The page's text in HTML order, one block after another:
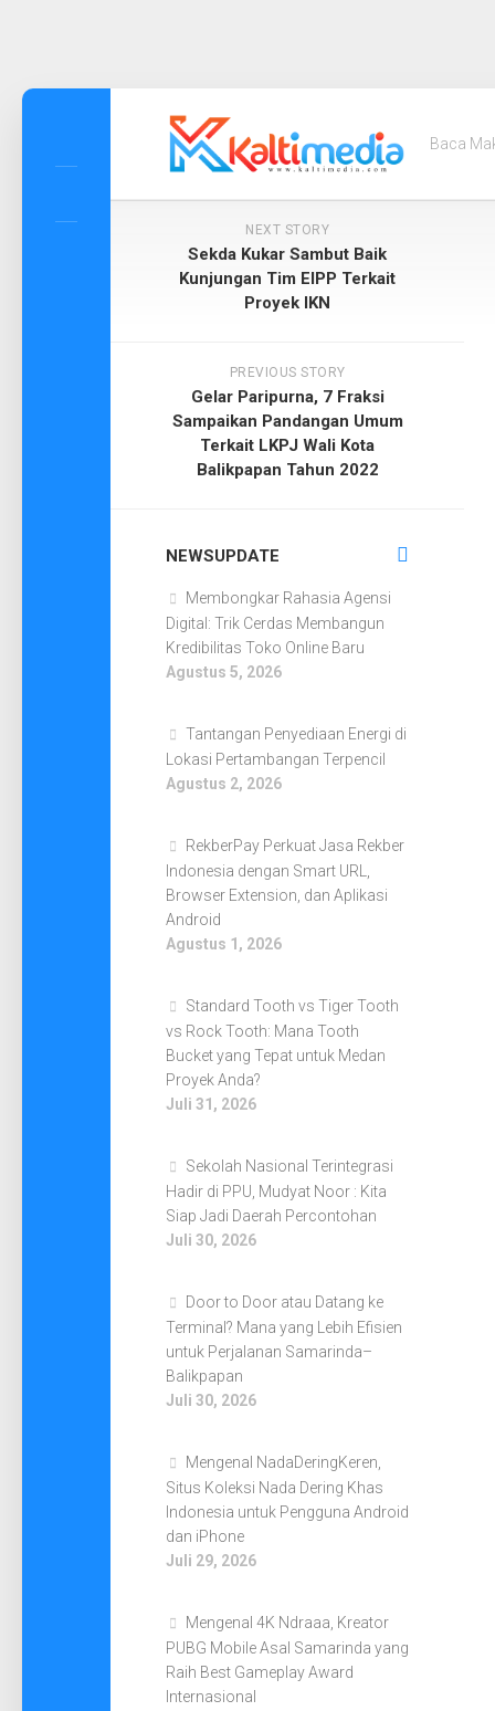
Skip
Baca
NEXT STORY
Sekda Kukar Sambut Baik
Kunjungan Tim EIPP Terkait
Proyek IKN
PREVIOUS STORY
Gelar Paripurna, 7 Fraksi
Sampaikan Pandangan Umum
Terkait LKPJ Wali Kota
Balikpapan Tahun 2022
NEWSUPDATE
Membongkar Rahasia Agensi
Digital: Trik Cerdas Membangun
Kredibilitas Toko Online Baru
Agustus 5, 2026
Tantangan Penyediaan Energi di
Lokasi Pertambangan Terpencil
Agustus 2, 2026
RekberPay Perkuat Jasa Rekber
Indonesia dengan Smart URL,
Browser Extension, dan Aplikasi
Android
Agustus 1, 2026
Standard Tooth vs Tiger Tooth
vs Rock Tooth: Mana Tooth
Bucket yang Tepat untuk Medan
Proyek Anda?
Juli 31, 2026
Sekolah Nasional Terintegrasi
Hadir di PPU, Mudyat Noor : Kita
Siap Jadi Daerah Percontohan
Juli 30, 2026
Door to Door atau Datang ke
Terminal? Mana yang Lebih Efisien
untuk Perjalanan Samarinda–
Balikpapan
Juli 30, 2026
Mengenal NadaDeringKeren,
Situs Koleksi Nada Dering Khas
Indonesia untuk Pengguna Android
dan iPhone
Juli 29, 2026
Mengenal 4K Ndraaa, Kreator
PUBG Mobile Asal Samarinda yang
Raih Best Gameplay Award
Internasional